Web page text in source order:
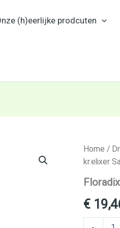
(h)eerlijke prodcuten
Home /
kr.elixer
€
Floradix
kr.elixer
250ml
aantal